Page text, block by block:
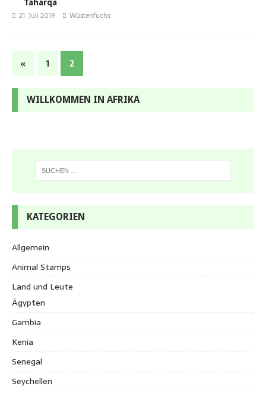
Taharqa
21. Juli 2019 Wüstenfuchs
« 1 2
WILLKOMMEN IN AFRIKA
KATEGORIEN
Allgemein
Animal Stamps
Land und Leute
Ägypten
Gambia
Kenia
Senegal
Seychellen